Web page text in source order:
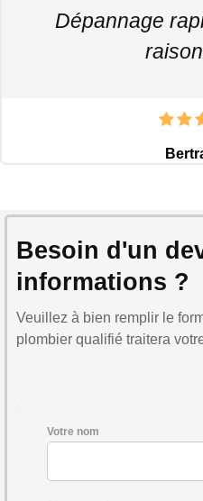
Dépannage
Besoin d'un
informations ?
Veuillez à bien remplir le
plombier qualifié traitera
Votre nom